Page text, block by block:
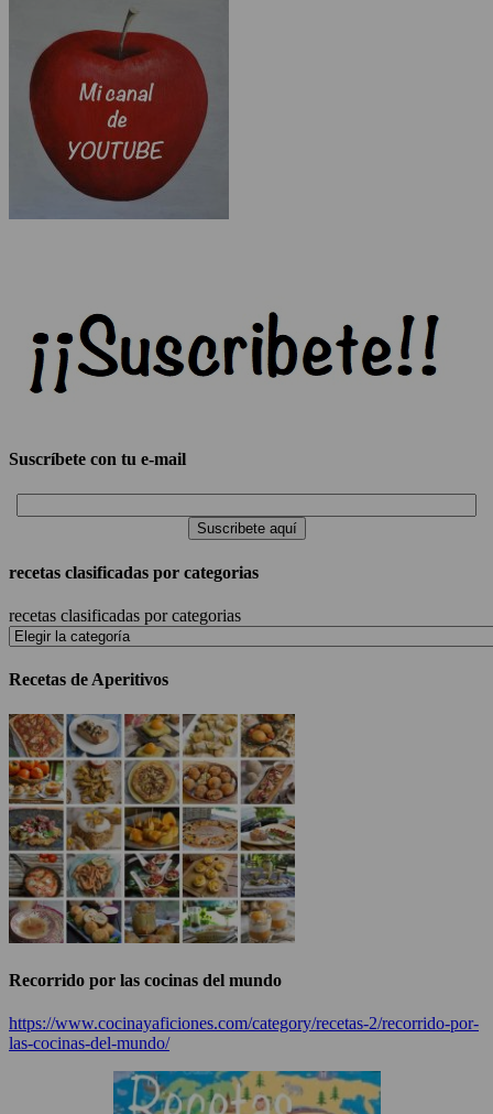
Suscríbete con tu e-mail
recetas clasificadas por categorias
recetas clasificadas por categorias
Recetas de Aperitivos
Recorrido por las cocinas del mundo
https://www.cocinayaficiones.com/category/recetas-2/recorrido-por-
las-cocinas-del-mundo/